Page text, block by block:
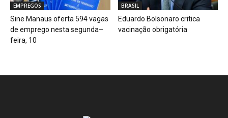
EMPREGOS
Sine Manaus oferta 594 vagas
de emprego nesta segunda–
feira, 10
BRASIL
Eduardo Bolsonaro critica
vacinação obrigatória